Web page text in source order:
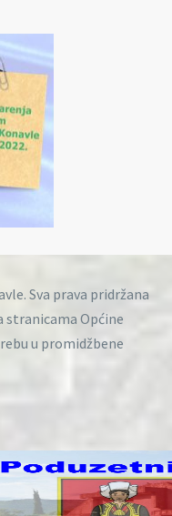
Sva prava pridržana
stranicama Općine
u promidžbene